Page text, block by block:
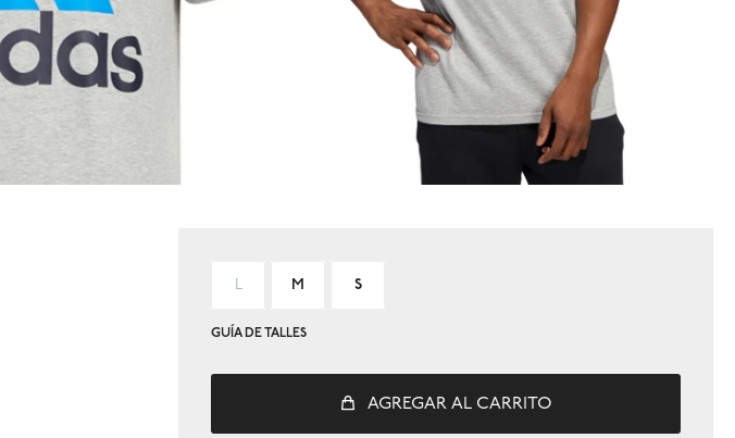
L M S
GUÍA DE TALLES
AGREGAR AL CARRITO